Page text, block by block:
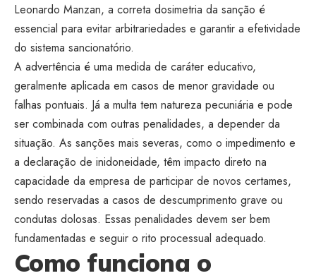
Leonardo Manzan, a correta dosimetria da sanção é
essencial para evitar arbitrariedades e garantir a efetividade
do sistema sancionatório.
A advertência é uma medida de caráter educativo,
geralmente aplicada em casos de menor gravidade ou
falhas pontuais. Já a multa tem natureza pecuniária e pode
ser combinada com outras penalidades, a depender da
situação. As sanções mais severas, como o impedimento e
a declaração de inidoneidade, têm impacto direto na
capacidade da empresa de participar de novos certames,
sendo reservadas a casos de descumprimento grave ou
condutas dolosas. Essas penalidades devem ser bem
fundamentadas e seguir o rito processual adequado.
Como funciona o